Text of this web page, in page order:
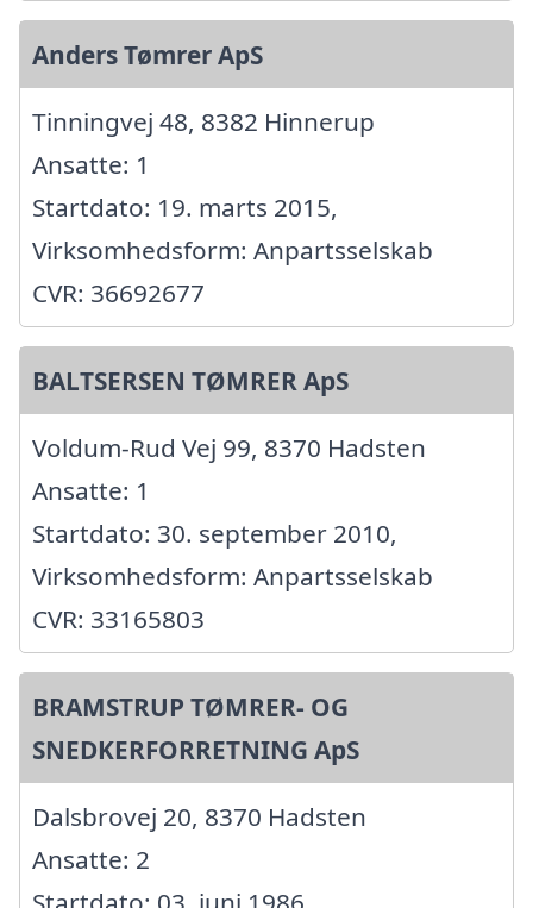
Anders Tømrer ApS
Tinningvej 48, 8382 Hinnerup
Ansatte: 1
Startdato: 19. marts 2015,
Virksomhedsform: Anpartsselskab
CVR: 36692677
BALTSERSEN TØMRER ApS
Voldum-Rud Vej 99, 8370 Hadsten
Ansatte: 1
Startdato: 30. september 2010,
Virksomhedsform: Anpartsselskab
CVR: 33165803
BRAMSTRUP TØMRER- OG
SNEDKERFORRETNING ApS
Dalsbrovej 20, 8370 Hadsten
Ansatte: 2